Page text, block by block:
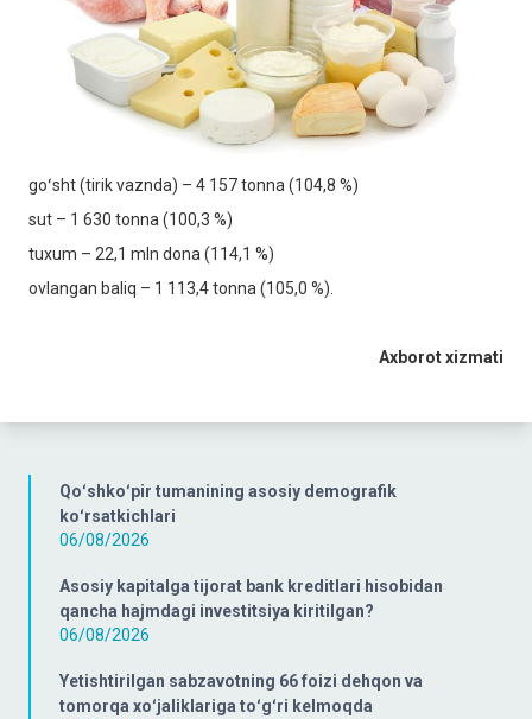
Qoʻshkoʻpir tumanining asosiy demografik
koʻrsatkichlari
06/08/2026
Asosiy kapitalga tijorat bank kreditlari hisobidan
qancha hajmdagi investitsiya kiritilgan?
06/08/2026
Yetishtirilgan sabzavotning 66 foizi dehqon va
tomorqa xoʻjaliklariga toʻgʻri kelmoqda
goʻsht (tirik vaznda) – 4 157 tonna (104,8 %)
sut – 1 630 tonna (100,3 %)
tuxum – 22,1 mln dona (114,1 %)
ovlangan baliq – 1 113,4 tonna (105,0 %).
Axborot xizmati